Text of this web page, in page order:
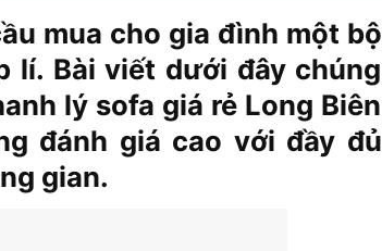
mua cho gia đình một bộ
lí. Bài viết dưới đây chúng
lý sofa giá rẻ Long Biên
đánh giá cao với đầy đủ
gian.